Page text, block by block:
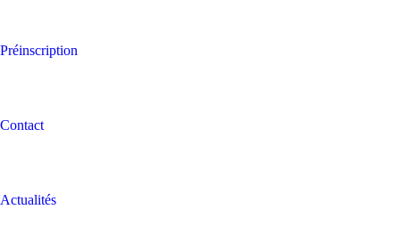
Préinscription
Contact
Actualités